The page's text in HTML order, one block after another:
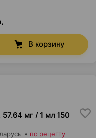
В корзину
, 57.64 мг / 1 мл 150
• по рецепту